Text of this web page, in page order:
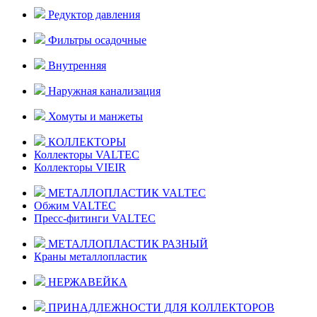
Редуктор давления
Фильтры осадочные
Внутренняя
Наружная канализация
Хомуты и манжеты
КОЛЛЕКТОРЫ
Коллекторы VALTEC
Коллекторы VIEIR
МЕТАЛЛОПЛАСТИК VALTEC
Обжим VALTEC
Пресс-фитинги VALTEC
МЕТАЛЛОПЛАСТИК РАЗНЫЙ
Краны металлопластик
НЕРЖАВЕЙКА
ПРИНАДЛЕЖНОСТИ ДЛЯ КОЛЛЕКТОРОВ